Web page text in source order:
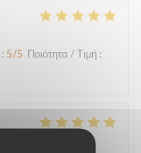
: 5/5 Ποιότητα / Τιμή :